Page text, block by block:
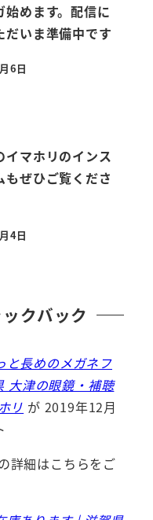
始めます。配信に
だいま準備中です
6日
イマホリのインス
もぜひご覧くださ
4日
クバック
と長めのメガネフ
大津の眼鏡・補聴
リ が 2019年12月
詳細はこちらをご